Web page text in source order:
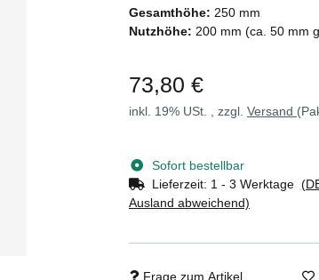
Gesamthöhe: 250 mm
Nutzhöhe: 200 mm (ca. 50 mm
73,80 €
inkl. 19% USt. , zzgl. Versand
Sofort bestellbar
Lieferzeit: 1 - 3 Werktage
Ausland abweichend)
Frage zum Artikel